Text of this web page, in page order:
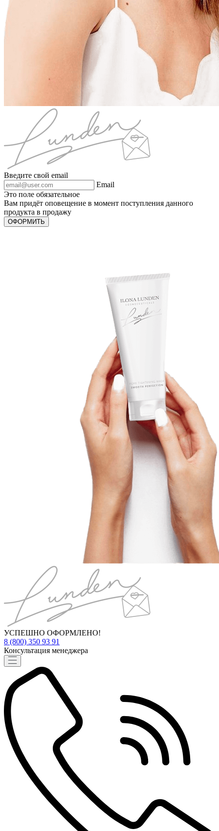
Введите свой email
Email
Это поле обязательное
Вам придёт оповещение в момент поступления данного
продукта в продажу
ОФОРМИТЬ
УСПЕШНО ОФОРМЛЕНО!
8 (800) 350 93 91
Консультация менеджера